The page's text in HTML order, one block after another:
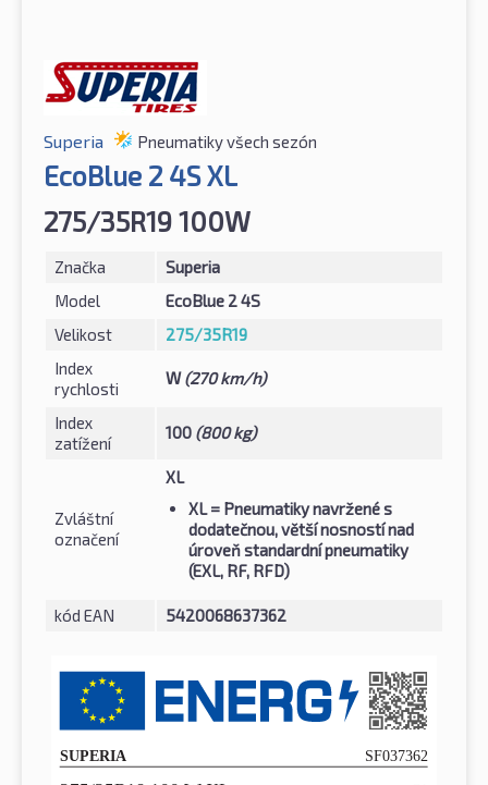
Superia Pneumatiky všech sezón
EcoBlue 2 4S XL
275/35R19 100W
Značka
Superia
Model
EcoBlue 2 4S
Velikost
275/35R19
Index
rychlosti
W(270 km/h)
Index
zatížení
100 (800 kg)
Zvláštní
označení
XL
XL = Pneumatiky navržené s
dodatečnou, větší nosností nad
úroveň standardní pneumatiky
(EXL, RF, RFD)
kód EAN 5420068637362